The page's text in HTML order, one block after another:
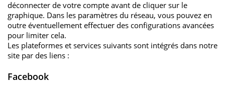
déconnecter de votre compte avant de cliquer sur le
graphique. Dans les paramètres du réseau, vous pouvez en
outre éventuellement effectuer des configurations avancées
pour limiter cela.
Les plateformes et services suivants sont intégrés dans notre
site par des liens :
Facebook